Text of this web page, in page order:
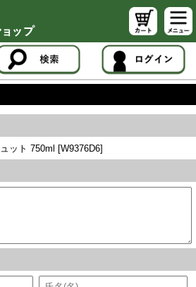
ット 750ml [W9376D6]